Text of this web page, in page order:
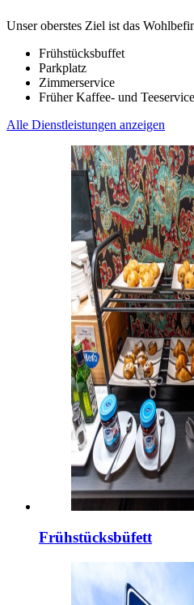
Unser oberstes Ziel ist das
Frühstücksbuffet
Parkplatz
Zimmerservice
Früher Kaffee- und Teeservice
Alle Dienstleistungen anzeigen
Frühstücksbüfett